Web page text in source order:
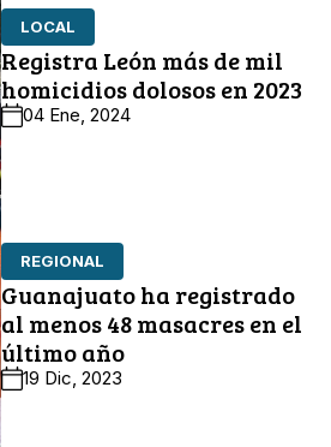
LOCAL
Registra León más de mil
homicidios dolosos en 2023
04 Ene, 2024
REGIONAL
Guanajuato ha registrado
al menos 48 masacres en el
último año
19 Dic, 2023